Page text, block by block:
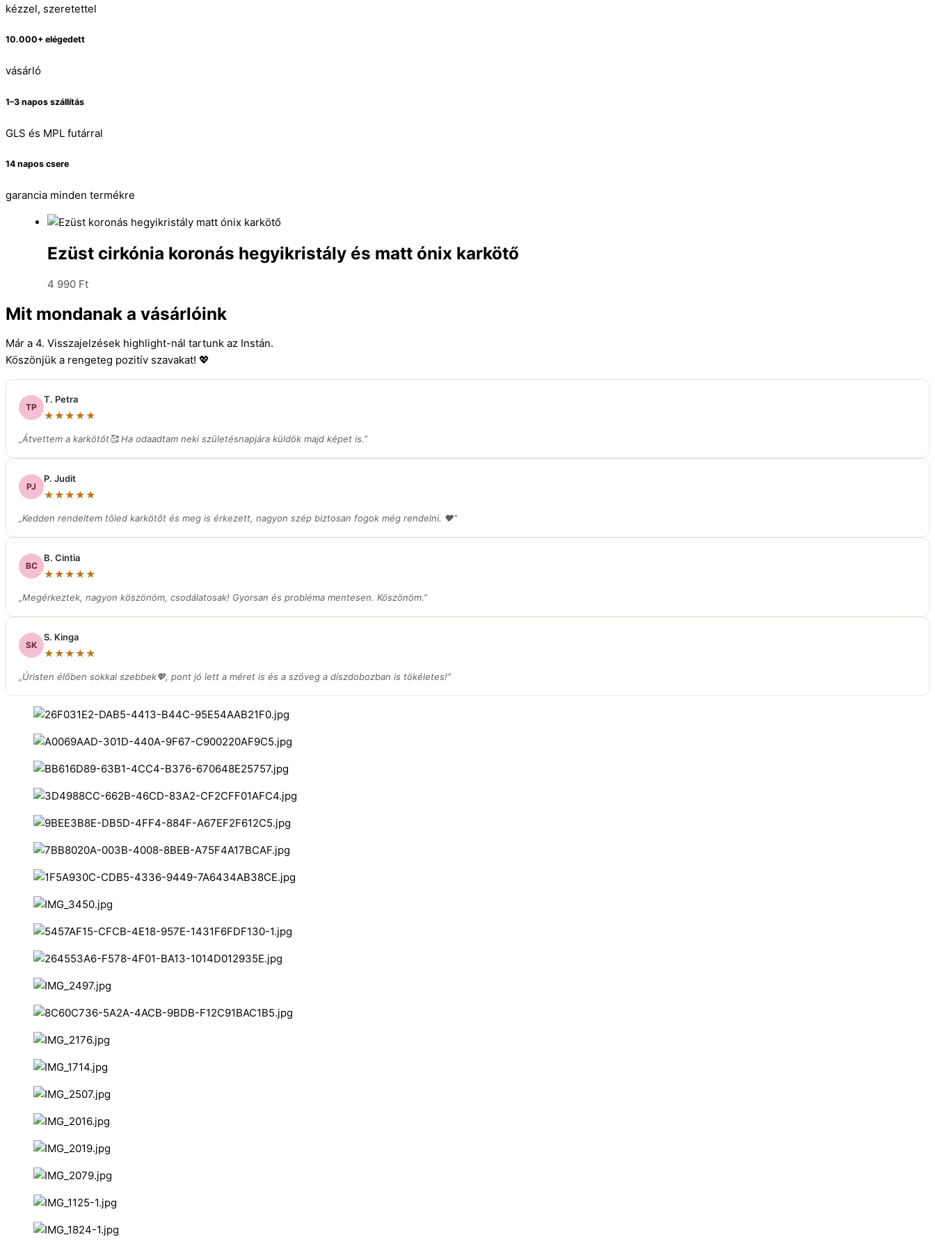
kézzel, szeretettel
10.000+ elégedett
vásárló
1–3 napos szállítás
GLS és MPL futárral
14 napos csere
garancia minden termékre
Ezüst cirkónia koronás hegyikristály és matt ónix karkötő
4 990 Ft
Mit mondanak a vásárlóink
Már a 4. Visszajelzések highlight-nál tartunk az Instán.
Köszönjük a rengeteg pozitív szavakat! 💖
TP
T. Petra
★★★★★
„Átvettem a karkötőt🥰 Ha odaadtam neki születésnapjára küldök majd képet is.”
PJ
P. Judit
★★★★★
„Kedden rendeltem tőled karkötőt és meg is érkezett, nagyon szép biztosan fogok még rendelni. ❤️”
BC
B. Cintia
★★★★★
„Megérkeztek, nagyon köszönöm, csodálatosak! Gyorsan és probléma mentesen. Köszönöm.”
SK
S. Kinga
★★★★★
„Úristen élőben sokkal szebbek💖, pont jó lett a méret is és a szöveg a díszdobozban is tökéletes!”